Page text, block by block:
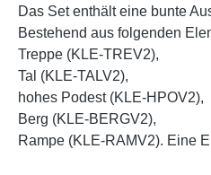
Das Set enthält eine bunte
Bestehend aus folgenden
Treppe (KLE-TREV2),
Tal (KLE-TALV2),
hohes Podest (KLE-HPOV2),
Berg (KLE-BERGV2),
Rampe (KLE-RAMV2). Eine